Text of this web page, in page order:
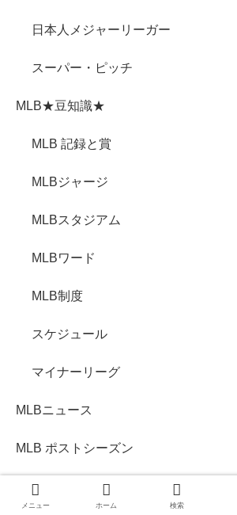
日本人メジャーリーガー
スーパー・ピッチ
MLB★豆知識★
MLB 記録と賞
MLBジャージ
MLBスタジアム
MLBワード
MLB制度
スケジュール
マイナーリーグ
MLBニュース
MLB ポストシーズン
メモリアル
メニュー ホーム 検索